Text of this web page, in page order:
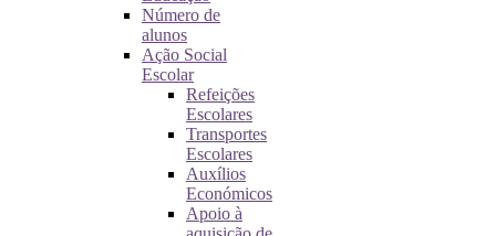
Número de
alunos
Ação Social
Escolar
Refeições
Escolares
Transportes
Escolares
Auxílios
Económicos
Apoio à